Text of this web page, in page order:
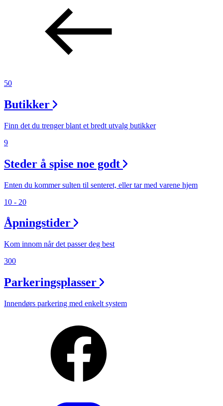
Praktisk informasjon
Kundeklubb
50
Butikker
Finn det du trenger blant et bredt utvalg butikker
9
Steder å spise noe godt
Enten du kommer sulten til senteret, eller tar med varene hjem
10 - 20
Åpningstider
Kom innom når det passer deg best
300
Parkeringsplasser
Innendørs parkering med enkelt system